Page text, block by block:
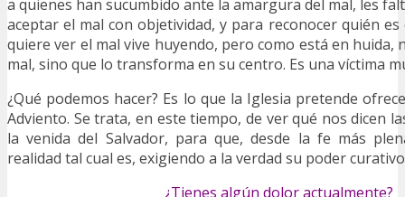
a quienes han sucumbido ante la amargura del mal, les
aceptar el mal con objetividad, y para reconocer quién es
quiere ver el mal vive huyendo, pero como está en huida,
mal, sino que lo transforma en su centro. Es una víctima
¿Qué podemos hacer? Es lo que la Iglesia pretende
Adviento. Se trata, en este tiempo, de ver qué nos dicen
la venida del Salvador, para que, desde la fe más
realidad tal cual es, exigiendo a la verdad su poder
¿Tienes algún dolor actualmente?